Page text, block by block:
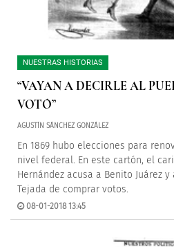
NUESTRAS HISTORIAS
“VAYAN A DECIRLE AL
VOTÓ”
AGUSTÍN SÁNCHEZ GONZÁLEZ
En 1869 hubo elecciones para
nivel federal. En este cartón, el
Hernández acusa a Benito Juárez
Tejada de comprar votos.
08-01-2018 13:45